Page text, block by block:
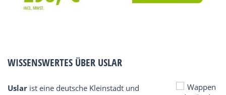
WISSENSWERTES ÜBER USLAR
Uslar ist eine deutsche Kleinstadt und